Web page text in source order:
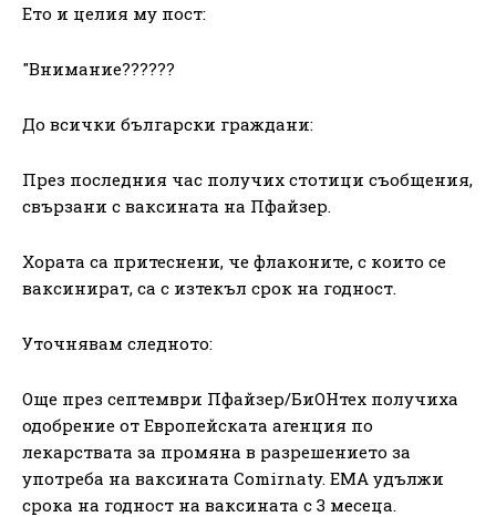
Ето и целия му пост:
"Внимание??????
До всички български граждани:
През последния час получих стотици съобщения,
свързани с ваксината на Пфайзер.
Хората са притеснени, че флаконите, с които се
ваксинират, са с изтекъл срок на годност.
Уточнявам следното:
Още през септември Пфайзер/БиОНтех получиха
одобрение от Европейската агенция по
лекарствата за промяна в разрешението за
употреба на ваксината Comirnaty. ЕМА удължи
срока на годност на ваксината с 3 месеца.